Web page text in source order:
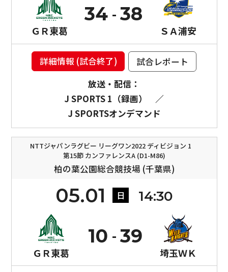
ＧＲ東葛
34
ＳＡ浦安
38
詳細情報 (試合終了)
試合レポート
放送・配信：
J SPORTS 1（録画）
／
J SPORTSオンデマンド
NTTジャパンラグビー リーグワン2022 ディビジョン 1
第15節 カンファレンスA (D1-M86)
柏の葉公園総合競技場 (千葉県)
05.01 日 14:30
ＧＲ東葛
10
埼玉ＷＫ
39